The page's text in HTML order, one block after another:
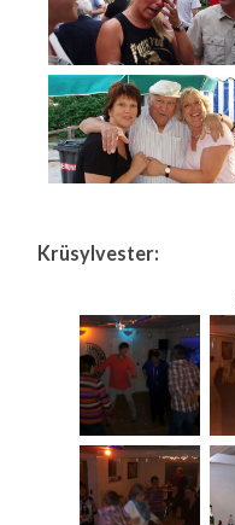
Krüsylvester: